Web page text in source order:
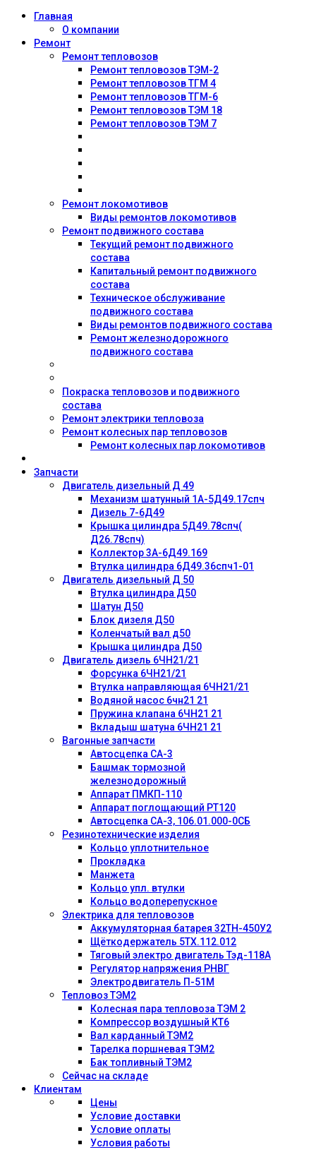
Главная
О компании
Ремонт
Ремонт тепловозов
Ремонт тепловозов ТЭМ-2
Ремонт тепловозов ТГМ 4
Ремонт тепловозов ТГМ-6
Ремонт тепловозов ТЭМ 18
Ремонт тепловозов ТЭМ 7
Ремонт локомотивов
Виды ремонтов локомотивов
Ремонт подвижного состава
Текущий ремонт подвижного
состава
Капитальный ремонт подвижного
состава
Техническое обслуживание
подвижного состава
Виды ремонтов подвижного состава
Ремонт железнодорожного
подвижного состава
Покраска тепловозов и подвижного
состава
Ремонт электрики тепловоза
Ремонт колесных пар тепловозов
Ремонт колесных пар локомотивов
Запчасти
Двигатель дизельный Д 49
Механизм шатунный 1А-5Д49.17спч
Дизель 7-6Д49
Крышка цилиндра 5Д49.78спч(
Д26.78спч)
Коллектор 3А-6Д49.169
Втулка цилиндра 6Д49.36спч1-01
Двигатель дизельный Д 50
Втулка цилиндра Д50
Шатун Д50
Блок дизеля Д50
Коленчатый вал д50
Крышка цилиндра Д50
Двигатель дизель 6ЧН21/21
Форсунка 6ЧН21/21
Втулка направляющая 6ЧН21/21
Водяной насос 6чн21 21
Пружина клапана 6ЧН21 21
Вкладыш шатуна 6ЧН21 21
Вагонные запчасти
Автосцепка СА-3
Башмак тормозной
железнодорожный
Аппарат ПМКП-110
Аппарат поглощающий РТ120
Автосцепка СА-3, 106.01.000-0СБ
Резинотехнические изделия
Кольцо уплотнительное
Прокладка
Манжета
Кольцо упл. втулки
Кольцо водоперепускное
Электрика для тепловозов
Аккумуляторная батарея 32ТН-450У2
Щёткодержатель 5ТХ.112.012
Тяговый электро двигатель Тэд-118А
Регулятор напряжения РНВГ
Электродвигатель П-51М
Тепловоз ТЭМ2
Колесная пара тепловоза ТЭМ 2
Компрессор воздушный КТ6
Вал карданный ТЭМ2
Тарелка поршневая ТЭМ2
Бак топливный ТЭМ2
Сейчас на складе
Клиентам
Цены
Условие доставки
Условие оплаты
Условия работы